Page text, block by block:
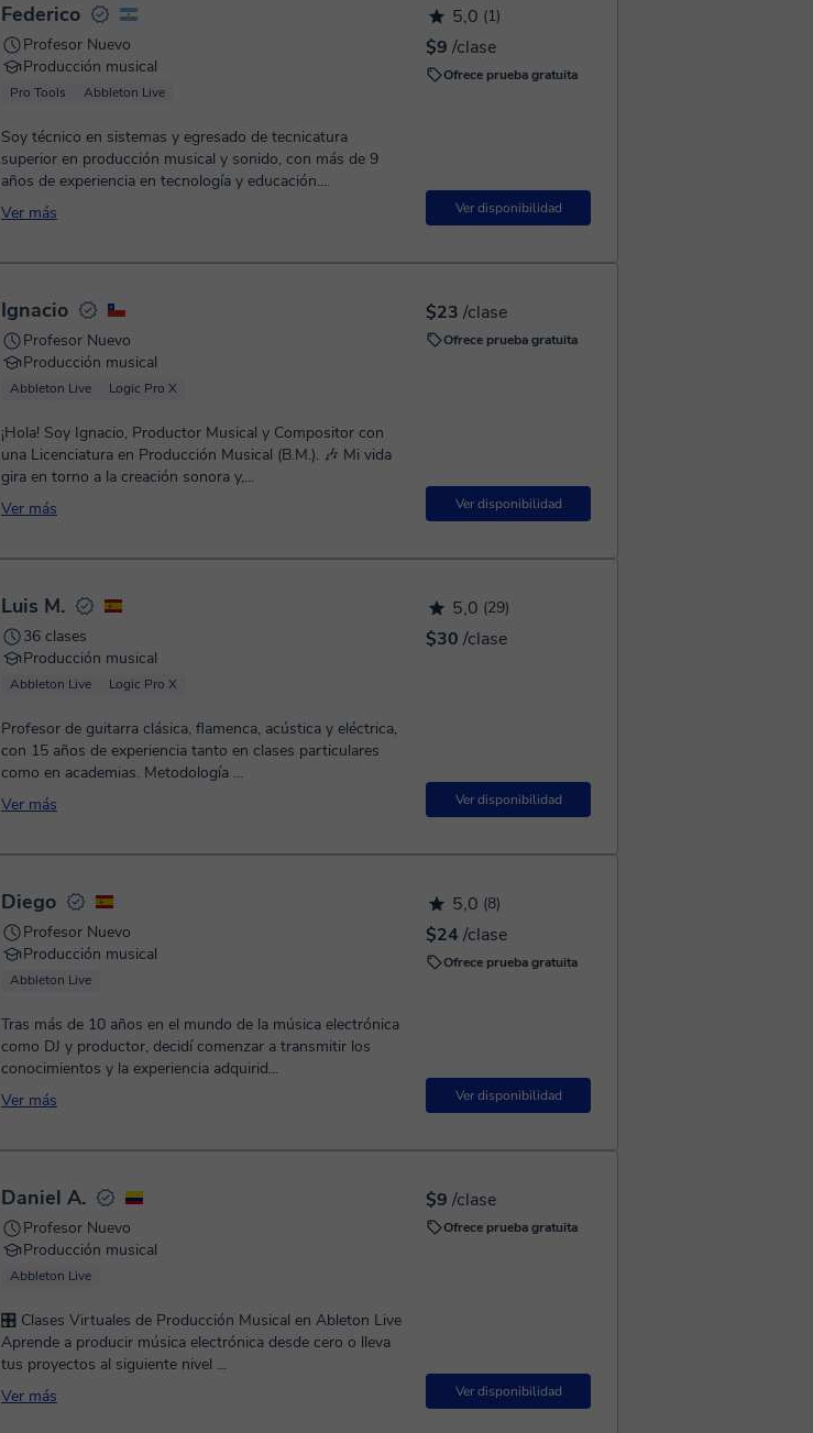
5,0 (1)
$9 /clase
Ofrece prueba gratuita
Ver disponibilidad
Federico
Profesor Nuevo
Producción musical
Pro Tools Abbleton Live
Soy técnico en sistemas y egresado de tecnicatura
superior en producción musical y sonido, con más de 9
años de experiencia en tecnología y educación....
Ver más
$23 /clase
Ofrece prueba gratuita
Ver disponibilidad
Ignacio
Profesor Nuevo
Producción musical
Abbleton Live Logic Pro X
¡Hola! Soy Ignacio, Productor Musical y Compositor con
una Licenciatura en Producción Musical (B.M.). 🎶 Mi vida
gira en torno a la creación sonora y,...
Ver más
5,0 (29)
$30 /clase
Ver disponibilidad
Luis M.
36 clases
Producción musical
Abbleton Live Logic Pro X
Profesor de guitarra clásica, flamenca, acústica y eléctrica,
con 15 años de experiencia tanto en clases particulares
como en academias. Metodología ...
Ver más
5,0 (8)
$24 /clase
Ofrece prueba gratuita
Ver disponibilidad
Diego
Profesor Nuevo
Producción musical
Abbleton Live
Tras más de 10 años en el mundo de la música electrónica
como DJ y productor, decidí comenzar a transmitir los
conocimientos y la experiencia adquirid...
Ver más
$9 /clase
Ofrece prueba gratuita
Ver disponibilidad
Daniel A.
Profesor Nuevo
Producción musical
Abbleton Live
🎛️ Clases Virtuales de Producción Musical en Ableton Live
Aprende a producir música electrónica desde cero o lleva
tus proyectos al siguiente nivel ...
Ver más